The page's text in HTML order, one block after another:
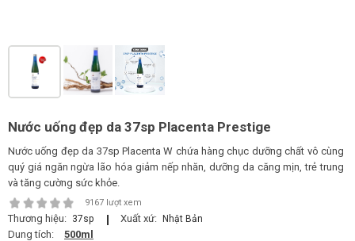
Nước uống đẹp da 37sp Placenta Prestige
Nước uống đẹp da 37sp Placenta W chứa hàng chục dưỡng chất vô cùng
quý giá ngăn ngừa lão hóa giảm nếp nhăn, dưỡng da căng mịn, trẻ trung
và tăng cường sức khỏe.
9167 lượt xem
Thương hiệu: 37sp Xuất xứ: Nhật Bản
Dung tích:
500ml